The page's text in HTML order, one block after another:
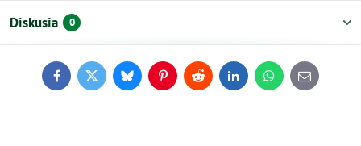
Diskusia 0
FacebookTwitterBlueskyPinterestReddit LinkedInWhatsApp
E-
mail